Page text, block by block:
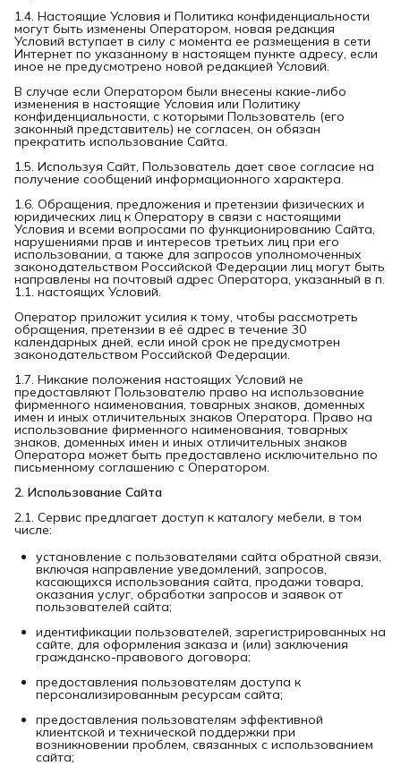
1.4. Настоящие Условия и Политика конфиденциальности
могут быть изменены Оператором, новая редакция
Условий вступает в силу с момента ее размещения в сети
Интернет по указанному в настоящем пункте адресу, если
иное не предусмотрено новой редакцией Условий.
В случае если Оператором были внесены какие-либо
изменения в настоящие Условия или Политику
конфиденциальности, с которыми Пользователь (его
законный представитель) не согласен, он обязан
прекратить использование Сайта.
1.5. Используя Сайт, Пользователь дает свое согласие на
получение сообщений информационного характера.
1.6. Обращения, предложения и претензии физических и
юридических лиц к Оператору в связи с настоящими
Условия и всеми вопросами по функционированию Сайта,
нарушениями прав и интересов третьих лиц при его
использовании, а также для запросов уполномоченных
законодательством Российской Федерации лиц могут быть
направлены на почтовый адрес Оператора, указанный в п.
1.1. настоящих Условий.
Оператор приложит усилия к тому, чтобы рассмотреть
обращения, претензии в её адрес в течение 30
календарных дней, если иной срок не предусмотрен
законодательством Российской Федерации.
1.7. Никакие положения настоящих Условий не
предоставляют Пользователю право на использование
фирменного наименования, товарных знаков, доменных
имен и иных отличительных знаков Оператора. Право на
использование фирменного наименования, товарных
знаков, доменных имен и иных отличительных знаков
Оператора может быть предоставлено исключительно по
письменному соглашению с Оператором.
2. Использование Сайта
2.1. Сервис предлагает доступ к каталогу мебели, в том
числе:
установление с пользователями сайта обратной связи,
включая направление уведомлений, запросов,
касающихся использования сайта, продажи товара,
оказания услуг, обработки запросов и заявок от
пользователей сайта;
идентификации пользователей, зарегистрированных на
сайте, для оформления заказа и (или) заключения
гражданско-правового договора;
предоставления пользователям доступа к
персонализированным ресурсам сайта;
предоставления пользователям эффективной
клиентской и технической поддержки при
возникновении проблем, связанных с использованием
сайта;